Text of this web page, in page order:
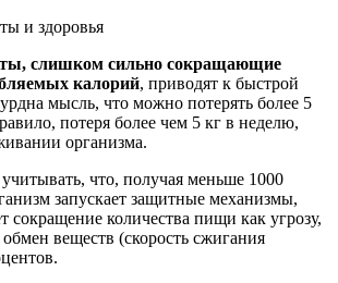
слишком сильно сокращающие
калорий, приводят к быстрой
мысль, что можно потерять более 5
потеря более чем 5 кг в неделю,
организма.
что, получая меньше 1000
запускает защитные механизмы,
сокращение количества пищи как угрозу,
веществ (скорость сжигания